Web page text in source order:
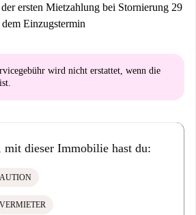
ersten Mietzahlung bei Stornierung 29
Einzugstermin
wird nicht erstattet, wenn die
mit dieser Immobilie hast du: